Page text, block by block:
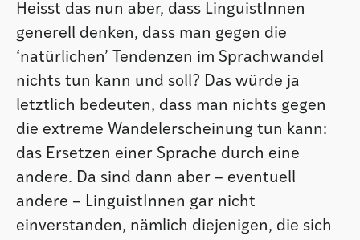
Heisst das nun aber, dass LinguistInnen
generell denken, dass man gegen die
‘natürlichen’ Tendenzen im Sprachwandel
nichts tun kann und soll? Das würde ja
letztlich bedeuten, dass man nichts gegen
die extreme Wandelerscheinung tun kann:
das Ersetzen einer Sprache durch eine
andere. Da sind dann aber – eventuell
andere – LinguistInnen gar nicht
einverstanden, nämlich diejenigen, die sich